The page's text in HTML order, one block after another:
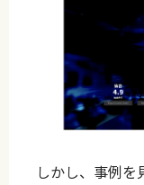
しかし、事例を